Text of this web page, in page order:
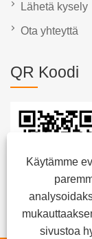
Käytämme
sivustoa
Lähetä kysely
Ota yhteyttä
QR Koodi